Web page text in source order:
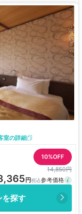
室の詳細
10%OFF
14,850円
を探す